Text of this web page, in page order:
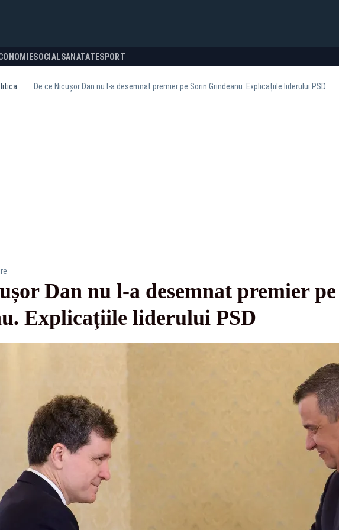
SOCIALSANATATESPORT
De ce Nicușor Dan nu l-a desemnat premier pe Sorin Grindeanu. Explicațiile liderului PSD
Dan nu l-a desemnat premier
Explicațiile liderului PSD